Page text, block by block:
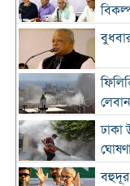
ঢাকা
বহুদূর